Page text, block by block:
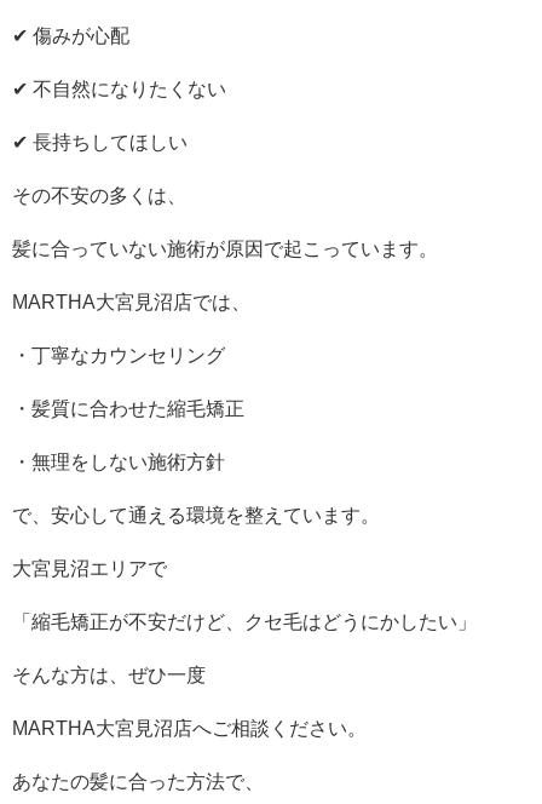
✔ 傷みが心配
✔ 不自然になりたくない
✔ 長持ちしてほしい
その不安の多くは、
髪に合っていない施術が原因で起こっています。
MARTHA大宮見沼店では、
・丁寧なカウンセリング
・髪質に合わせた縮毛矯正
・無理をしない施術方針
で、安心して通える環境を整えています。
大宮見沼エリアで
「縮毛矯正が不安だけど、クセ毛はどうにかしたい」
そんな方は、ぜひ一度
MARTHA大宮見沼店へご相談ください。
あなたの髪に合った方法で、